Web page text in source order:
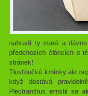
nahradí ty staré a
předchozích článcích o
stránek!
Tlusťoučké kmínky ale
když dostává
Plectranthus ernstii se